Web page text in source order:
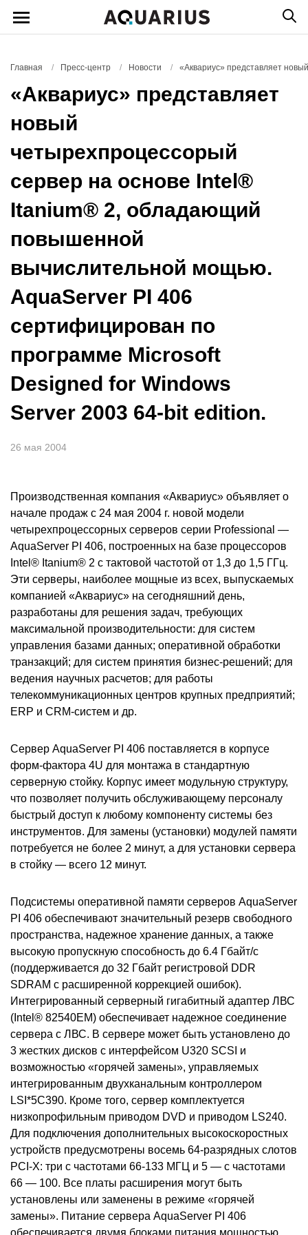
Главная / Пресс-центр / Новости / «Аквариус» представляет
«Аквариус» представляет
новый
четырехпроцессорый
сервер на основе Intel®
Itanium® 2, обладающий
повышенной
вычислительной мощью.
AquaServer PI 406
сертифицирован по
программе Microsoft
Designed for Windows
Server 2003 64-bit edition.
26 мая 2004
Производственная компания «Аквариус» объявляет о
начале продаж с 24 мая 2004 г. новой модели
четырехпроцессорных серверов серии Professional —
AquaServer PI 406, построенных на базе процессоров
Intel® Itanium® 2 с тактовой частотой от 1,3 до 1,5 ГГц.
Эти серверы, наиболее мощные из всех, выпускаемых
компанией «Аквариус» на сегодняшний день,
разработаны для решения задач, требующих
максимальной производительности: для систем
управления базами данных; оперативной обработки
транзакций; для систем принятия бизнес-решений; для
ведения научных расчетов; для работы
телекоммуникационных центров крупных предприятий;
ERP и CRM-систем и др.
Сервер AquaServer PI 406 поставляется в корпусе
форм-фактора 4U для монтажа в стандартную
серверную стойку. Корпус имеет модульную структуру,
что позволяет получить обслуживающему персоналу
быстрый доступ к любому компоненту системы без
инструментов. Для замены (установки) модулей памяти
потребуется не более 2 минут, а для установки сервера
в стойку — всего 12 минут.
Подсистемы оперативной памяти серверов AquaServer
PI 406 обеспечивают значительный резерв свободного
пространства, надежное хранение данных, а также
высокую пропускную способность до 6.4 Гбайт/с
(поддерживается до 32 Гбайт регистровой DDR
SDRAM c расширенной коррекцией ошибок).
Интегрированный серверный гигабитный адаптер ЛВС
(Intel® 82540EM) обеспечивает надежное соединение
сервера с ЛВС. В сервере может быть установлено до
3 жестких дисков с интерфейсом U320 SCSI и
возможностью «горячей замены», управляемых
интегрированным двухканальным контроллером
LSI*5C390. Кроме того, сервер комплектуется
низкопрофильным приводом DVD и приводом LS240.
Для подключения дополнительных высокоскоростных
устройств предусмотрены восемь 64-разрядных слотов
PCI-X: три с частотами 66-133 МГЦ и 5 — с частотами
66 — 100. Все платы расширения могут быть
установлены или заменены в режиме «горячей
замены». Питание сервера AquaServer PI 406
обеспечивается двумя блоками питания мощностью